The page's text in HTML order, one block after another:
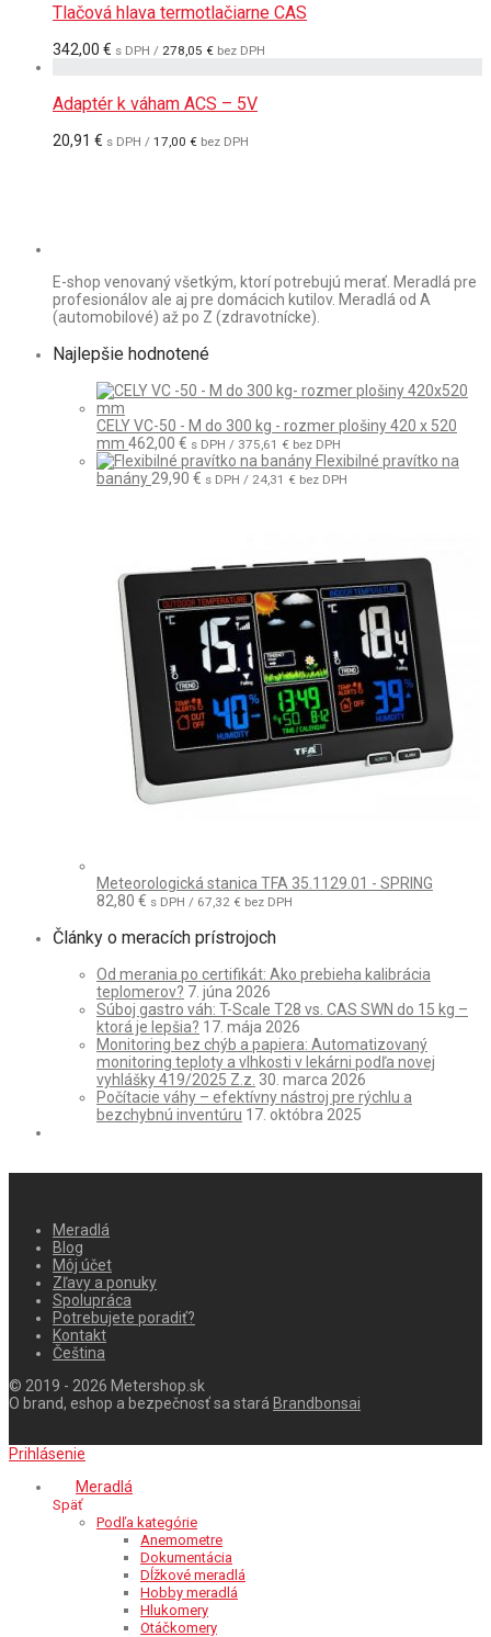
Tlačová hlava termotlačiarne CAS
342,00 € s DPH / 278,05 € bez DPH
Adaptér k váham ACS – 5V
20,91 € s DPH / 17,00 € bez DPH
E-shop venovaný všetkým, ktorí potrebujú merať. Meradlá pre
profesionálov ale aj pre domácich kutilov. Meradlá od A
(automobilové) až po Z (zdravotnícke).
Najlepšie hodnotené
CELY VC-50 - M do 300 kg - rozmer plošiny 420 x 520
mm 462,00 € s DPH / 375,61 € bez DPH
Flexibilné pravítko na
banány29,90 € s DPH / 24,31 € bez DPH
Meteorologická stanica TFA 35.1129.01 - SPRING
82,80 € s DPH / 67,32 € bez DPH
Články o meracích prístrojoch
Od merania po certifikát: Ako prebieha kalibrácia
teplomerov? 7. júna 2026
Súboj gastro váh: T-Scale T28 vs. CAS SWN do 15 kg –
ktorá je lepšia? 17. mája 2026
Monitoring bez chýb a papiera: Automatizovaný
monitoring teploty a vlhkosti v lekárni podľa novej
vyhlášky 419/2025 Z.z. 30. marca 2026
Počítacie váhy – efektívny nástroj pre rýchlu a
bezchybnú inventúru 17. októbra 2025
Meradlá
Blog
Môj účet
Zľavy a ponuky
Spolupráca
Potrebujete poradiť?
Kontakt
Čeština
© 2019 - 2026 Metershop.sk
O brand, eshop a bezpečnosť sa stará Brandbonsai
Prihlásenie
Meradlá
Späť
Podľa kategórie
Anemometre
Dokumentácia
Dĺžkové meradlá
Hobby meradlá
Hlukomery
Otáčkomery